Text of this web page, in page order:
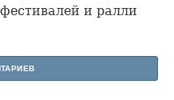
и ралли